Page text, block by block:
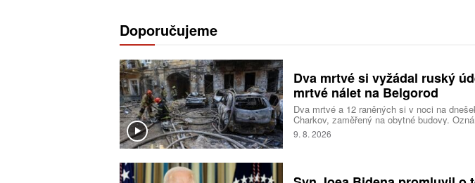
Doporučujeme
Dva mrtvé si vyžádal ruský
mrtvé nálet na Belgorod
Dva mrtvé a 12 raněných si v noci na
Charkov, zaměřený na obytné budovy.
druhého největšího ukrajinského města Ihor
desítky raněných měl za následek ruský
9. 8. 2026